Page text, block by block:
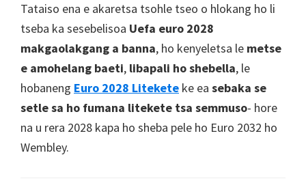
Tataiso ena e akaretsa tsohle tseo o hlokang ho li
tseba ka sesebelisoa Uefa euro 2028
makgaolakgang a banna, ho kenyeletsa le metse
e amohelang baeti, libapali ho shebella, le
hobaneng Euro 2028 Litekete ke ea sebaka se
setle sa ho fumana litekete tsa semmuso- hore
na u rera 2028 kapa ho sheba pele ho Euro 2032 ho
Wembley.